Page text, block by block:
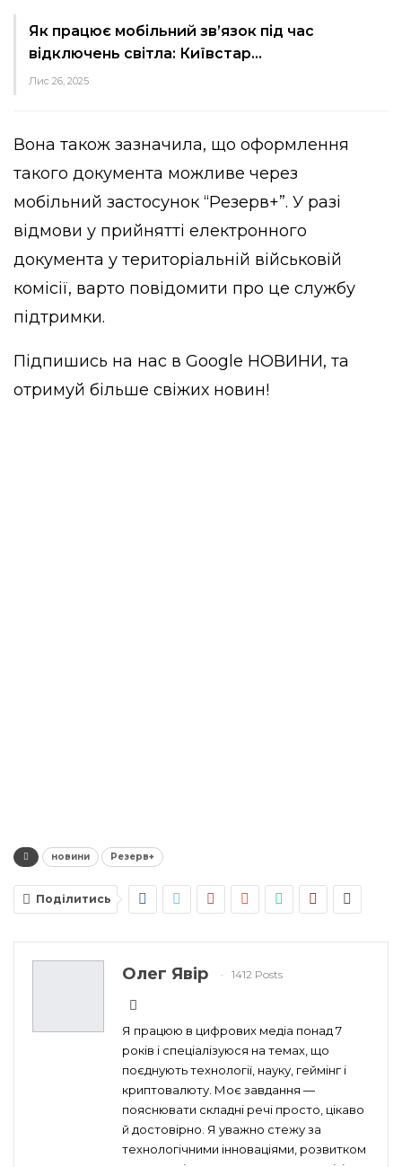
Як працює мобільний зв’язок під час
відключень світла: Київстар…
Лис 26, 2025
Вона також зазначила, що оформлення
такого документа можливе через
мобільний застосунок “Резерв+”. У разі
відмови у прийнятті електронного
документа у територіальній військовій
комісії, варто повідомити про це службу
підтримки.
Підпишись на нас в Google НОВИНИ, та
отримуй більше свіжих новин!
новини Резерв+
Поділитись
Олег Явір 1412 Posts
Я працюю в цифрових медіа понад 7
років і спеціалізуюся на темах, що
поєднують технології, науку, геймінг і
криптовалюту. Моє завдання —
пояснювати складні речі просто, цікаво
й достовірно. Я уважно стежу за
технологічними інноваціями, розвитком